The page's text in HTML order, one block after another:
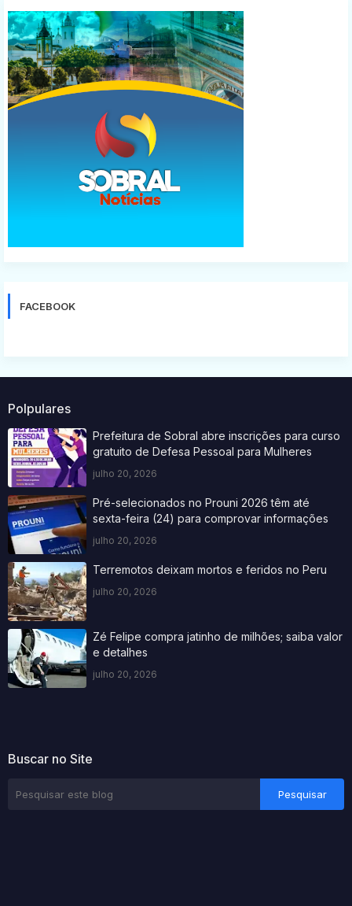
FACEBOOK
Polpulares
Prefeitura de Sobral abre inscrições para curso
gratuito de Defesa Pessoal para Mulheres
julho 20, 2026
Pré-selecionados no Prouni 2026 têm até
sexta-feira (24) para comprovar informações
julho 20, 2026
Terremotos deixam mortos e feridos no Peru
julho 20, 2026
Zé Felipe compra jatinho de milhões; saiba valor
e detalhes
julho 20, 2026
Buscar no Site